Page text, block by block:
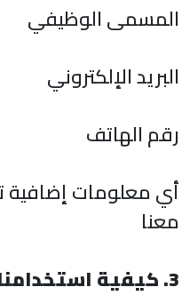
المسمى الوظيفي
البريد الإلكتروني
رقم الهاتف
أي معلومات إضافية
معنا
3. كيفية استخدامنا لمعلوماتك